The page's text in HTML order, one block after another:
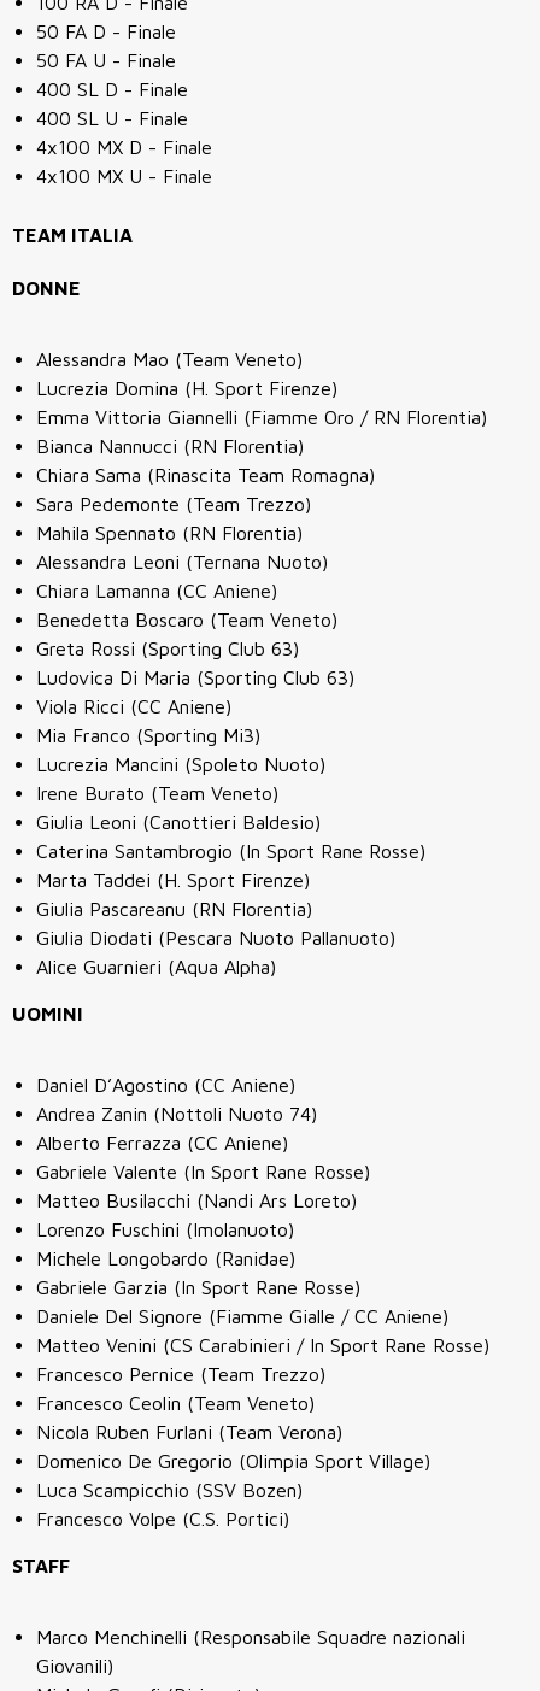
50 FA D - Finale
50 FA U - Finale
400 SL D - Finale
400 SL U - Finale
4x100 MX D - Finale
4x100 MX U - Finale
TEAM ITALIA
DONNE
Alessandra Mao (Team Veneto)
Lucrezia Domina (H. Sport Firenze)
Emma Vittoria Giannelli (Fiamme Oro / RN Florentia)
Bianca Nannucci (RN Florentia)
Chiara Sama (Rinascita Team Romagna)
Sara Pedemonte (Team Trezzo)
Mahila Spennato (RN Florentia)
Alessandra Leoni (Ternana Nuoto)
Chiara Lamanna (CC Aniene)
Benedetta Boscaro (Team Veneto)
Greta Rossi (Sporting Club 63)
Ludovica Di Maria (Sporting Club 63)
Viola Ricci (CC Aniene)
Mia Franco (Sporting Mi3)
Lucrezia Mancini (Spoleto Nuoto)
Irene Burato (Team Veneto)
Giulia Leoni (Canottieri Baldesio)
Caterina Santambrogio (In Sport Rane Rosse)
Marta Taddei (H. Sport Firenze)
Giulia Pascareanu (RN Florentia)
Giulia Diodati (Pescara Nuoto Pallanuoto)
Alice Guarnieri (Aqua Alpha)
UOMINI
Daniel D’Agostino (CC Aniene)
Andrea Zanin (Nottoli Nuoto 74)
Alberto Ferrazza (CC Aniene)
Gabriele Valente (In Sport Rane Rosse)
Matteo Busilacchi (Nandi Ars Loreto)
Lorenzo Fuschini (Imolanuoto)
Michele Longobardo (Ranidae)
Gabriele Garzia (In Sport Rane Rosse)
Daniele Del Signore (Fiamme Gialle / CC Aniene)
Matteo Venini (CS Carabinieri / In Sport Rane Rosse)
Francesco Pernice (Team Trezzo)
Francesco Ceolin (Team Veneto)
Nicola Ruben Furlani (Team Verona)
Domenico De Gregorio (Olimpia Sport Village)
Luca Scampicchio (SSV Bozen)
Francesco Volpe (C.S. Portici)
STAFF
Marco Menchinelli (Responsabile Squadre nazionali
Giovanili)